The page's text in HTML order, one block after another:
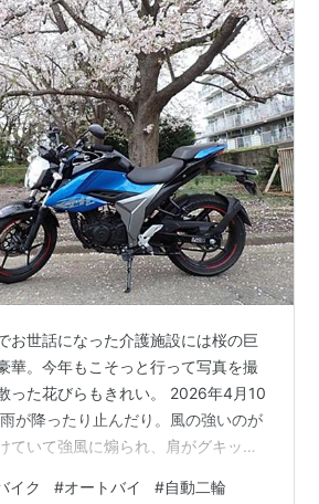
お世話になった介護施設には桜の巨
華。今年もこそっと行って写真を撮
った花びらもきれい。 2026年4月10
が降ったり止んだり。風の強いのが
ていて強風に煽られ、肩がグキッと
い・・・。 FBのインチキ臭い広告を
イク #オートバイ #自動二輪